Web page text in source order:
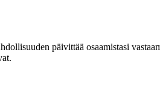
päivittää osaamistasi